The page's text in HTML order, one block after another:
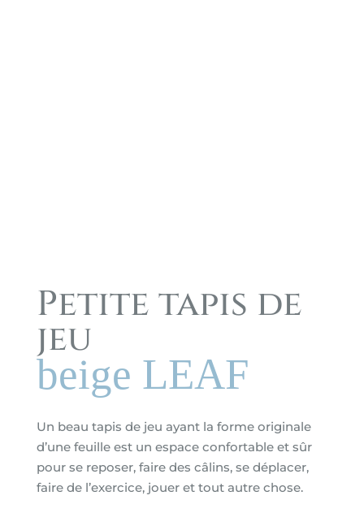
Petite tapis de
jeu
beige LEAF
Un beau tapis de jeu ayant la forme originale
d’une feuille est un espace confortable et sûr
pour se reposer, faire des câlins, se déplacer,
faire de l’exercice, jouer et tout autre chose.